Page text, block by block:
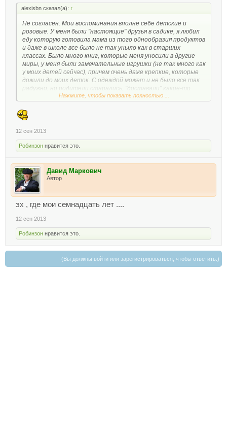
alexisbn сказал(а): ↑
Не согласен. Мои воспоминания вполне себе детские и
розовые. У меня были "настоящие" друзья в садике, я любил
еду которую готовила мама из того однообразия продуктов
и даже в школе все было не так уныло как в старших
классах. Было много книг, которые меня уносили в другие
миры, у меня были замечательные игрушки (не так много как
у моих детей сейчас), причем очень даже крепкие, которые
дожили до моих деток. С одеждой может и не было все так
радужно, но родители старались, "доставали" какие-то
"модные" вещи и радовались глядя на меня. Серо и холодно
окружающих меня людей. Столько злобы и хамства. Столько
безразличия и распущенности...
Нажмите, чтобы показать полностью ...
12 сен 2013
Робинзон нравится это.
Давид Маркович
Автор
эх , где мои семнадцать лет ....
12 сен 2013
Робинзон нравится это.
(Вы должны войти или зарегистрироваться, чтобы ответить.)